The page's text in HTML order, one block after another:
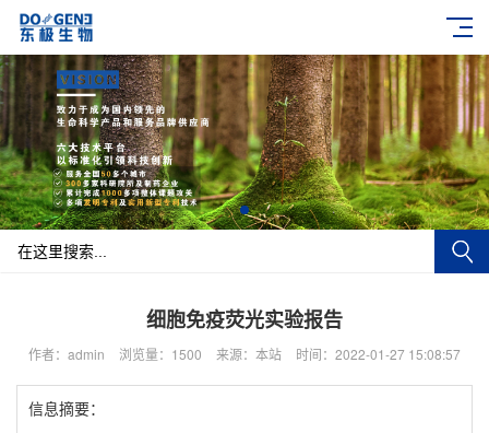
细胞免疫荧光实验报告
作者：admin 浏览量：1500 来源：本站 时间：2022-01-27 15:08:57
信息摘要：